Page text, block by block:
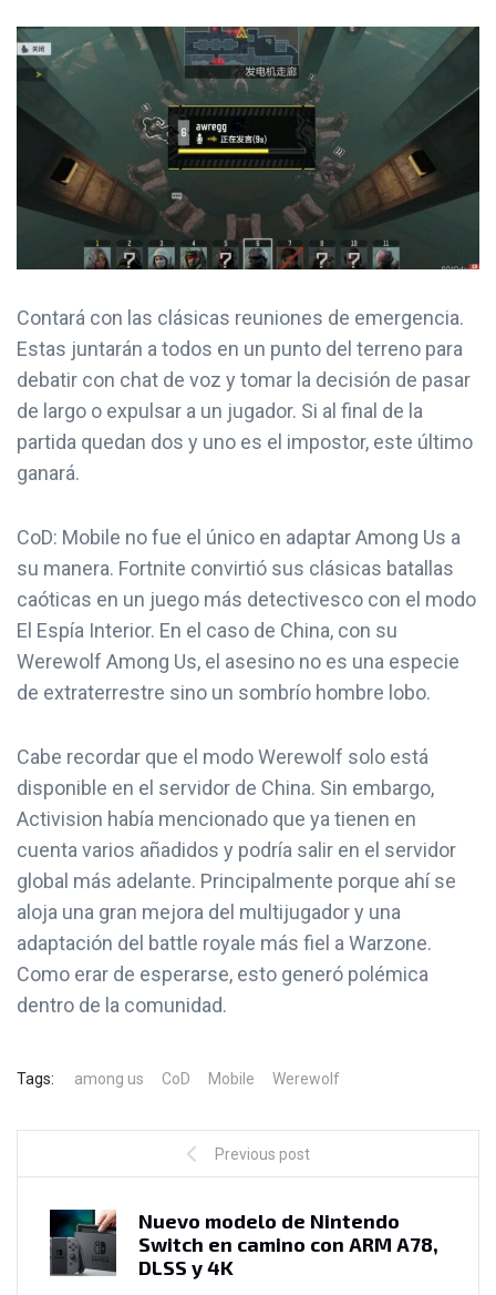
Contará con las clásicas reuniones de emergencia.
Estas juntarán a todos en un punto del terreno para
debatir con chat de voz y tomar la decisión de pasar
de largo o expulsar a un jugador. Si al final de la
partida quedan dos y uno es el impostor, este último
ganará.
CoD: Mobile no fue el único en adaptar Among Us a
su manera. Fortnite convirtió sus clásicas batallas
caóticas en un juego más detectivesco con el modo
El Espía Interior. En el caso de China, con su
Werewolf Among Us, el asesino no es una especie
de extraterrestre sino un sombrío hombre lobo.
Cabe recordar que el modo Werewolf solo está
disponible en el servidor de China. Sin embargo,
Activision había mencionado que ya tienen en
cuenta varios añadidos y podría salir en el servidor
global más adelante. Principalmente porque ahí se
aloja una gran mejora del multijugador y una
adaptación del battle royale más fiel a Warzone.
Como erar de esperarse, esto generó polémica
dentro de la comunidad.
Tags: among us CoD Mobile Werewolf
Previous post
Nuevo modelo de Nintendo
Switch en camino con ARM A78,
DLSS y 4K